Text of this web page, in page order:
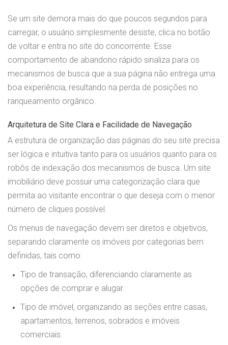
Se um site demora mais do que poucos segundos para
carregar, o usuário simplesmente desiste, clica no botão
de voltar e entra no site do concorrente. Esse
comportamento de abandono rápido sinaliza para os
mecanismos de busca que a sua página não entrega uma
boa experiência, resultando na perda de posições no
ranqueamento orgânico.
Arquitetura de Site Clara e Facilidade de Navegação
A estrutura de organização das páginas do seu site precisa
ser lógica e intuitiva tanto para os usuários quanto para os
robôs de indexação dos mecanismos de busca. Um site
imobiliário deve possuir uma categorização clara que
permita ao visitante encontrar o que deseja com o menor
número de cliques possível.
Os menus de navegação devem ser diretos e objetivos,
separando claramente os imóveis por categorias bem
definidas, tais como:
Tipo de transação, diferenciando claramente as
opções de comprar e alugar.
Tipo de imóvel, organizando as seções entre casas,
apartamentos, terrenos, sobrados e imóveis
comerciais.